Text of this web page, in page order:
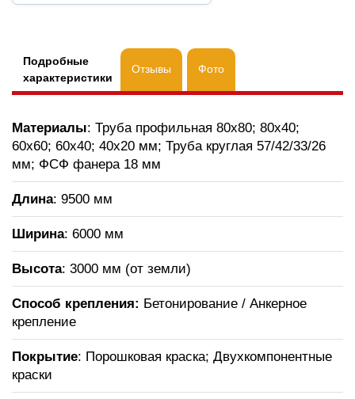
Подробные
характеристики
Отзывы Фото
Материалы: Труба профильная 80х80; 80х40;
60х60; 60х40; 40х20 мм; Труба круглая 57/42/33/26
мм; ФСФ фанера 18 мм
Длина: 9500 мм
Ширина: 6000 мм
Высота: 3000 мм (от земли)
Способ крепления: Бетонирование / Анкерное
крепление
Покрытие: Порошковая краска; Двухкомпонентные
краски